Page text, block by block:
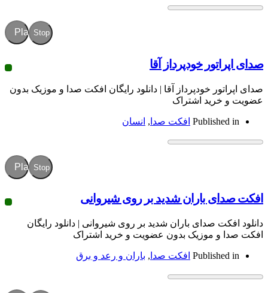
خودپرداز آقا
خودپرداز آقا | دانلود رایگان افکت صدا و موزیک بدون
اشتراک
افکت صدا,انسان
باران شدید بر روی شیروانی
صدای باران شدید بر روی شیروانی | دانلود رایگان
موزیک بدون عضویت و خرید اشتراک
افکت صدا,باران و رعد و برق